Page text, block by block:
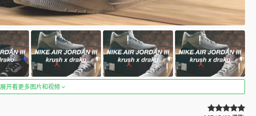
展开看更多图片和视频